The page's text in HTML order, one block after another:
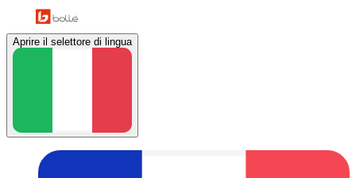
Aprire il selettore di lingua